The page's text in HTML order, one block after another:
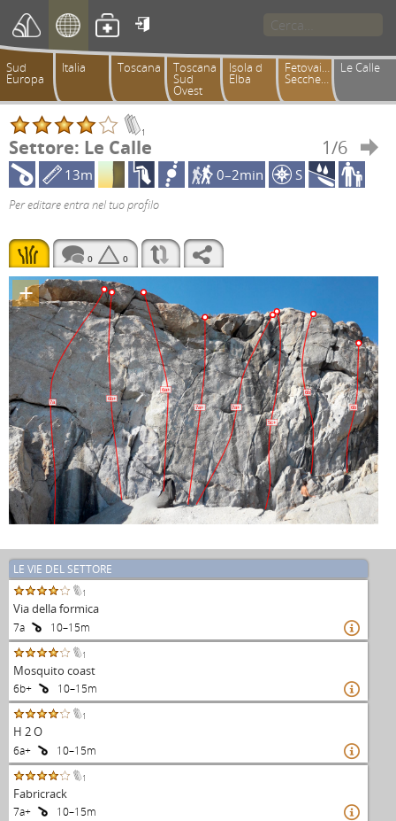

Sud
Europa
Italia Toscana Toscana
Sud
Ovest
Isola d
Elba
Fetovaia-
Seccheto
Le Calle
1
Settore: Le Calle 1/6

13m
0–2min S
Per editare entra nel tuo profilo
0 0
+
7a
6b+
6a+
7a+ 7a+
5c+
6b
6b
LE VIE DEL SETTORE
1
Via della formica
7a 10–15m 
1
Mosquito coast
6b+ 10–15m 
1
H 2 O
6a+ 10–15m 
1
Fabricrack
7a+ 10–15m 